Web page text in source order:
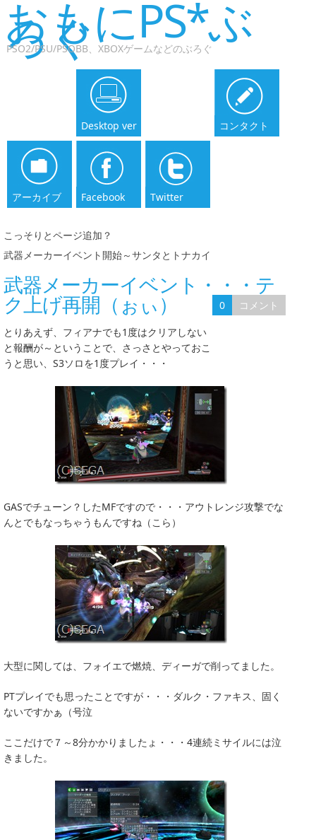
おもにPS*ぶ
ろぐ
PSO2/PSU/PSOBB、XBOXゲームなどのぶろぐ
Desktop ver コンタクト
アーカイブ Facebook Twitter
こっそりとページ追加？
武器メーカーイベント開始～サンタとトナカイ
武器メーカーイベント・・・テ
ク上げ再開（ぉぃ） 0
コメント
とりあえず、フィアナでも1度はクリアしない
と報酬が～ということで、さっさとやっておこ
うと思い、S3ソロを1度プレイ・・・
GASでチューン？したMFですので・・・アウトレンジ攻撃でな
んとでもなっちゃうもんですね（こら）
大型に関しては、フォイエで燃焼、ディーガで削ってました。
PTプレイでも思ったことですが・・・ダルク・ファキス、固く
ないですかぁ（号泣
ここだけで７～8分かかりましたょ・・・4連続ミサイルには泣
きました。